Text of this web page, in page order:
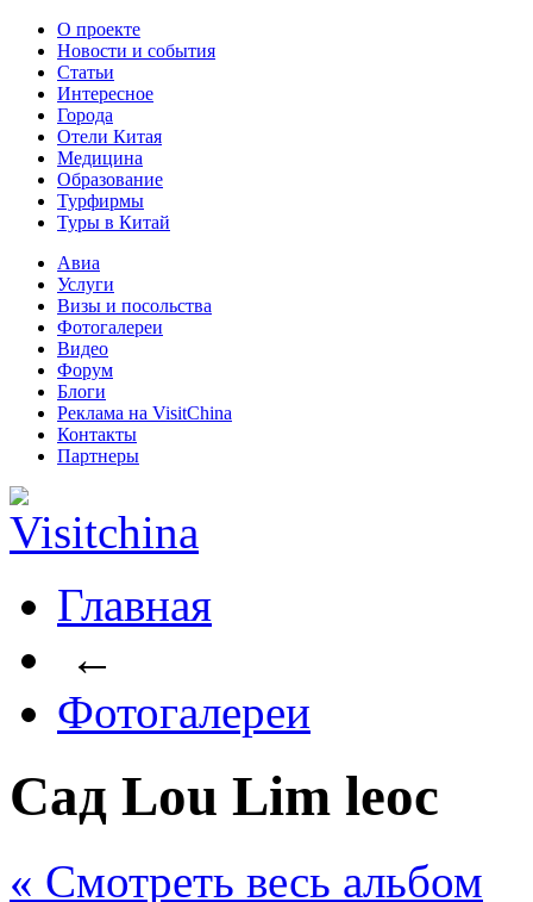
О проекте
Новости и события
Статьи
Интересное
Города
Отели Китая
Медицина
Образование
Турфирмы
Туры в Китай
Авиа
Услуги
Визы и посольства
Фотогалереи
Видео
Форум
Блоги
Реклама на VisitChina
Контакты
Партнеры
Главная
←
Фотогалереи
Сад Lou Lim leoc
« Cмотреть весь альбом